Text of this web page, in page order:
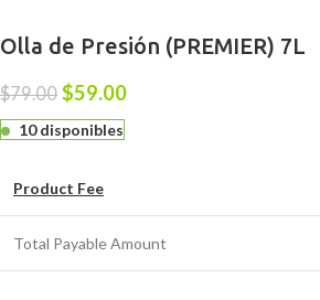
Olla de Presión (PREMIER) 7L
$79.00 $59.00
10 disponibles
Product Fee
Total Payable Amount